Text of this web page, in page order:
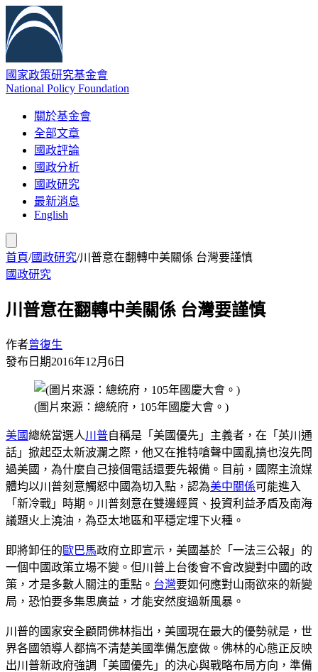
國家政策研究基金會
National Policy Foundation
關於基金會
全部文章
國政評論
國政分析
國政研究
最新消息
English
首頁/國政研究/川普意在翻轉中美關係 台灣要謹慎
國政研究
川普意在翻轉中美關係 台灣要謹慎
作者曾復生
發布日期2016年12月6日
(圖片來源：總統府，105年國慶大會。)
美國總統當選人川普自稱是「美國優先」主義者，在「英川通
話」掀起亞太新波瀾之際，他又在推特嗆聲中國亂搞也沒先問
過美國，為什麼自己接個電話還要先報備。目前，國際主流媒
體均以川普刻意觸怒中國為切入點，認為美中關係可能進入
「新冷戰」時期。川普刻意在雙邊經貿、投資利益矛盾及南海
議題火上澆油，為亞太地區和平穩定埋下火種。
即將卸任的歐巴馬政府立即宣示，美國基於「一法三公報」的
一個中國政策立場不變。但川普上台後會不會改變對中國的政
策，才是多數人關注的重點。 台灣要如何應對山雨欲來的新變
局，恐怕要多集思廣益，才能安然度過新風暴。
川普的國家安全顧問佛林指出，美國現在最大的優勢就是，世
界各國領導人都搞不清楚美國準備怎麼做。佛林的心態正反映
出川普新政府強調「美國優先」的決心與戰略布局方向，準備